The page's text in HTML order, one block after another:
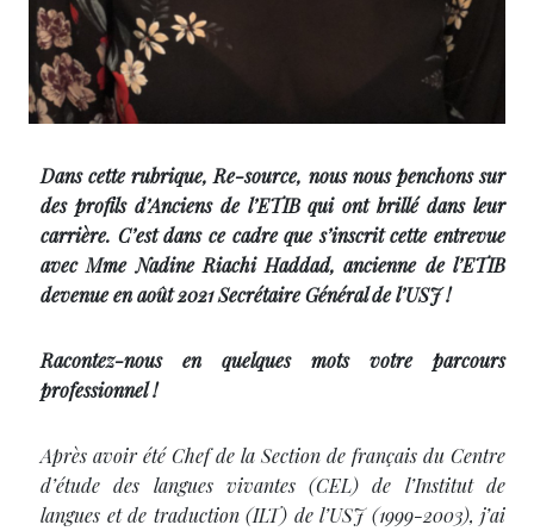
Dans cette rubrique, Re-source, nous nous penchons sur
des profils d’Anciens de l’ETIB qui ont brillé dans leur
carrière. C’est dans ce cadre que s’inscrit cette entrevue
avecMme Nadine Riachi Haddad, ancienne de l’ETIB
devenue en août 2021 Secrétaire Général de l’USJ !
Racontez-nous en quelques mots votre parcours
professionnel !
Après avoir été Chef de la Section de français du Centre
d’étude des langues vivantes (CEL) de l’Institut de
langues et de traduction (ILT) de l’USJ (1999-2003), j’ai